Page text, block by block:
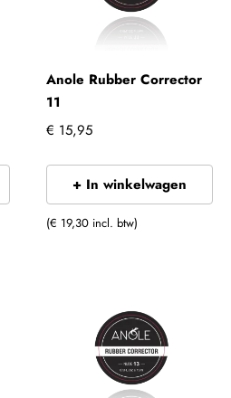
Anole Rubber Corrector
11
€ 15,95
+ In winkelwagen
(€ 19,30 incl. btw)